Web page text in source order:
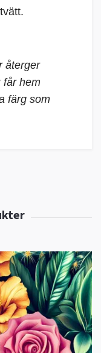
återger
får hem
färg som